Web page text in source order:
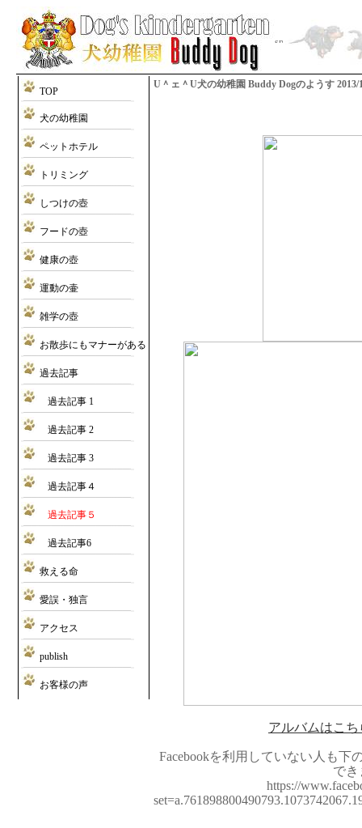
TOP
犬の幼稚園
ペットホテル
トリミング
しつけの壺
フードの壺
健康の壺
運動の壷
雑学の壺
お散歩にもマナーがある
過去記事
過去記事 1
過去記事 2
過去記事 3
過去記事４
過去記事５
過去記事6
救える命
愛誤・独言
アクセス
publish
お客様の声
U＾ェ＾U犬の幼稚園 Buddy Dogのようす 2013/
アルバムはこ
Facebookを利用していない人も
でき
https://